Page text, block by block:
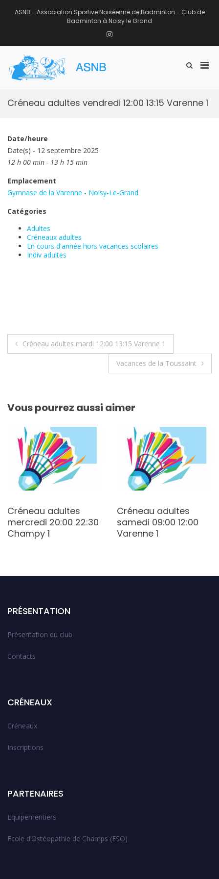
ASNB - Association Sportive Noiséenne de Badminton - Club de
Badminton à Noisy le Grand
Instagram
Afficher
recherche
Créneau adultes vendredi 12:00 13:15 Varenne 1
Date/heure
Date(s) - 12 septembre 2025
12 h 00 min - 13 h 15 min
Emplacement
Gymnase de la Varenne - Noisy-Le-Grand
Catégories
Adultes
Créneaux adultes
En cours d'année hors vacances scolaires
Indiv adultes
Navigation
Créneau adultes mardi 12:00 13:15 Varenne 1
Vacances de la Toussaint
Vous pourrez aussi aimer
Créneau adultes
mercredi 20:00 22:30
Champy 1
Créneau adultes
samedi 09:00 12:00
Varenne 1
PRÉSENTATION
Présentation du club
Contacts
CRÉNEAUX
Créneaux
Inscriptions
PARTENAIRES
Equipementiers
Ecole d’Ostéopathie de Champs (ESO)